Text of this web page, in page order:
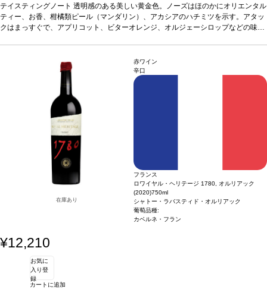
いを含む。ミッドパレットは、調和の取れたストラクチャーが塩味とクリーミーな
バターのニュアンスによりバランスが取れている。フィニッシュは、ラ・クラープ
のテロワールに沿った心地よいデリケートな塩味と、カリンやミネラルのタッチを
なスパイスを効かせたロースト野菜、フレッシュな山羊のチーズや熟成した牛や羊
葡萄品種ルーサンヌ、ヴェルメンティーノ、ヴィオニエ
*本ヴィンテージが在庫切れの場合、在庫があり価格が同様の場合は自動的に次の
ヴィンテージに変更されますのでご了承ください。
テイスティングノート 透明感のある美しい黄金色。ノーズはほのかにオリエンタル
ティー、お香、柑橘類ピール（マンダリン）、アカシアのハチミツを示す。アタッ
クはまっすぐで、アプリコット、ビターオレンジ、オルジェーシロップなどの味わ
のテロワールに沿った心地よいデリケートな塩味と、カリンやミネラルのタッチを
伴う。コクがあり濃厚な味わいで、アロマの余韻が美しく続き、タンニンは調和の
とれたストラクチャーを持つ。
ラム肉とアプリコットのシチュー、繊細
なスパイスを効かせたロースト野菜、フレッシュな山羊のチーズや熟成した牛や羊
葡萄品種 ルーサンヌ、ヴェルメンティーノ、ヴィオニエ
在庫あり
赤ワイン
辛口
フランス
ロワイヤル・ヘリテージ 1780, オルリアック
(2020)750ml
シャトー・ラバスティド・オルリアック
葡萄品種:
カベルネ・フラン
¥12,210
お気に
入り登
録
カートに追加